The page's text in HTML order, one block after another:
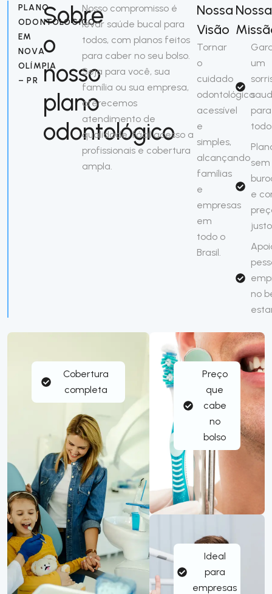
Cobertura
completa
Preço
que
cabe
no
bolso
Ideal
para
empresas
PLANO
ODONTOLÓGICO
EM
NOVA
OLÍMPIA
– PR
Sobre
o
nosso
plano
odontológico
Nosso compromisso é
levar saúde bucal para
todos, com planos feitos
para caber no seu bolso.
Seja para você, sua
família ou sua empresa,
oferecemos
atendimento de
qualidade, fácil acesso a
profissionais e cobertura
ampla.
Nossa
Visão
Tornar
o
cuidado
odontológico
acessível
e
simples,
alcançando
famílias
e
empresas
em
todo o
Brasil.
Nossa
um
para
sem
e
justo
no